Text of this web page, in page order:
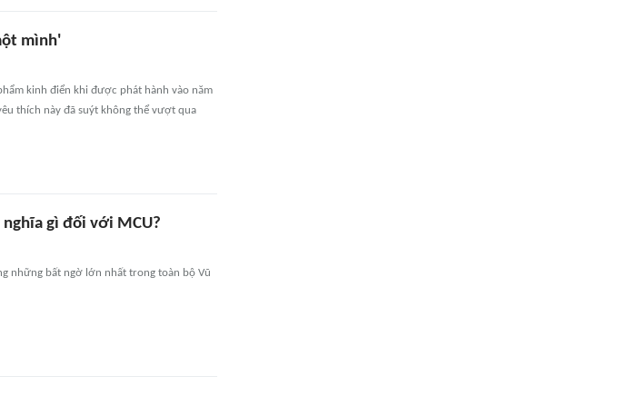
mình'
kinh điển khi được phát hành vào năm
thích này đã suýt không thể vượt qua
gì đối với MCU?
những bất ngờ lớn nhất trong toàn bộ Vũ